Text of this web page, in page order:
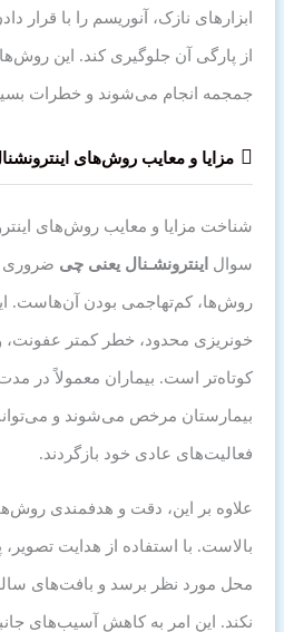
ابزارهای نازک، آنوریسم را با قرار
از پارگی آن جلوگیری کند. این روش‌ها
جمجمه انجام می‌شوند و خطرات
مزایا و معایب روش‌های
شناخت مزایا و معایب روش‌های
سوال اینترونشـنالیعنی چی ضروری
روش‌ها، کم‌تهاجمی بودن آن‌هاست.
خونریزی محدود، خطر کمتر عفونت،
کوتاه‌تر است. بیماران معمولاً در
بیمارستان مرخص می‌شوند و
فعالیت‌های عادی خود بازگردند.
علاوه بر این، دقت و هدفمندی
بالاست. با استفاده از هدایت
محل مورد نظر برسد و بافت‌های
نکند. این امر به کاهش آسیب‌های